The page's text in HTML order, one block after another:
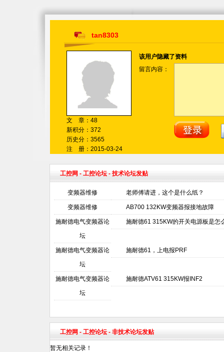
tan8303
文 章：48
新积分：372
历史分：3565
注 册：2015-03-24
该用户隐藏了资料
留言内容：
工控网 - 工控论坛- 技术论坛发贴
变频器维修 老师傅请进，这个是什么纸？
变频器维修 AB700 132KW变频器报接地故障
施耐德电气变频器论
坛
施耐德61 315KW的开关电源板是怎
施耐德电气变频器论
坛
施耐德61，上电报PRF
施耐德电气变频器论
坛
施耐德ATV61 315KW报INF2
工控网 - 工控论坛- 非技术论坛发贴
暂无相关记录！